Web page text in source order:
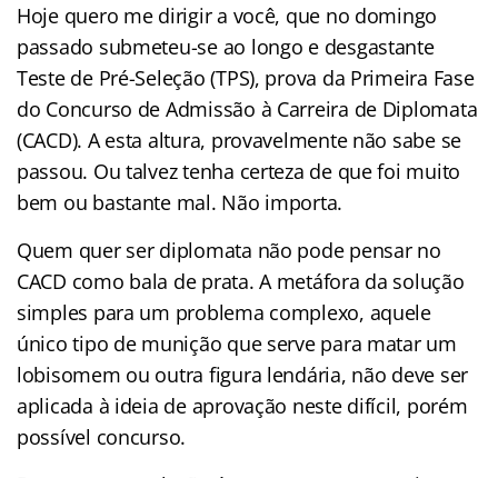
Hoje quero me dirigir a você, que no domingo
passado submeteu-se ao longo e desgastante
Teste de Pré-Seleção (TPS), prova da Primeira Fase
do Concurso de Admissão à Carreira de Diplomata
(CACD). A esta altura, provavelmente não sabe se
passou. Ou talvez tenha certeza de que foi muito
bem ou bastante mal. Não importa.
Quem quer ser diplomata não pode pensar no
CACD como bala de prata. A metáfora da solução
simples para um problema complexo, aquele
único tipo de munição que serve para matar um
lobisomem ou outra figura lendária, não deve ser
aplicada à ideia de aprovação neste difícil, porém
possível concurso.